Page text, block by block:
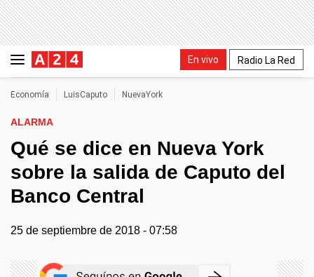
En vivo Radio La Red
Economía LuisCaputo NuevaYork
ALARMA
Qué se dice en Nueva York
sobre la salida de Caputo del
Banco Central
25 de septiembre de 2018 - 07:58